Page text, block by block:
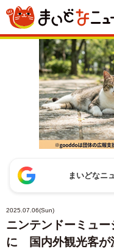
まいどなニ
2025.07.06(Sun)
ニンテンドーミュ
に 国内外観光客が